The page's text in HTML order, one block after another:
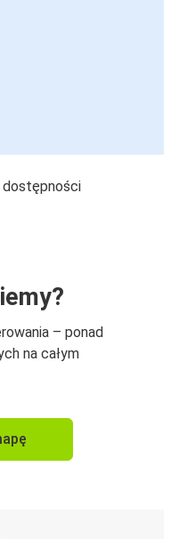
dostępności
– ponad
na całym